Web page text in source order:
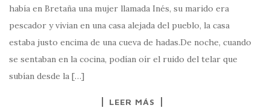
había en Bretaña una mujer llamada Inés, su marido era
pescador y vivian en una casa alejada del pueblo, la casa
estaba justo encima de una cueva de hadas.De noche, cuando
se sentaban en la cocina, podían oír el ruido del telar que
subían desde la […]
LEER MÁS